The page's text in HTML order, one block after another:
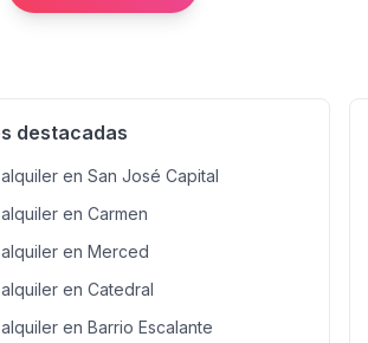
destacadas
en San José Capital
en Carmen
en Merced
en Catedral
en Barrio Escalante